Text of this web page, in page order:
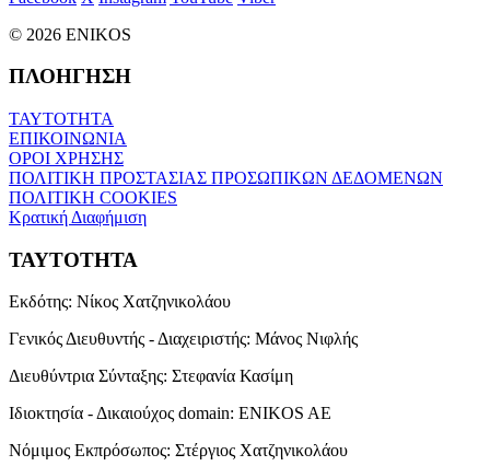
© 2026 ENIKOS
ΠΛΟΗΓΗΣΗ
ΤΑΥΤΟΤΗΤΑ
ΕΠΙΚΟΙΝΩΝΙΑ
ΟΡΟΙ ΧΡΗΣΗΣ
ΠΟΛΙΤΙΚΗ ΠΡΟΣΤΑΣΙΑΣ ΠΡΟΣΩΠΙΚΩΝ ΔΕΔΟΜΕΝΩΝ
ΠΟΛΙΤΙΚΗ COOKIES
Κρατική Διαφήμιση
ΤΑΥΤΟΤΗΤΑ
Εκδότης: Νίκος Χατζηνικολάου
Γενικός Διευθυντής - Διαχειριστής: Μάνος Νιφλής
Διευθύντρια Σύνταξης: Στεφανία Κασίμη
Ιδιοκτησία - Δικαιούχος domain: ENIKOS AE
Νόμιμος Εκπρόσωπος: Στέργιος Χατζηνικολάου